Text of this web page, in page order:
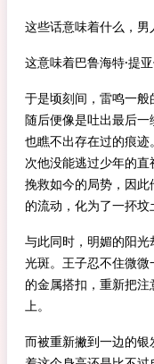
这些话意味着什么，男
这意味着巴鲁海特·提
于是顷刻间，雷鸣一般
随后便像是吐出最后
也瞧不出存在过的痕
次他没能逃过少年的
挽救如今的局势，因
的流动，化为了一抔坟
与此同时，明媚的阳
光斑。王子忍不住微
的金属搭扣，重新把
上。
而被重新撇到一边的